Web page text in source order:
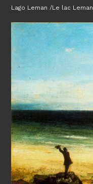
Lago Leman /Le lac Leman